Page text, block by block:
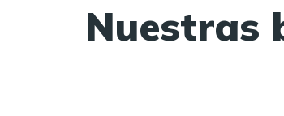
Nuestras